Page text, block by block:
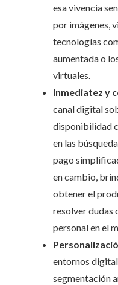
esa vivencia
por imágenes,
tecnologías
aumentada o
virtuales.
Inmediatez y
canal digital
disponibilidad
en las
pago
en cambio,
obtener el
resolver dudas
personal en el
entornos
segmentación